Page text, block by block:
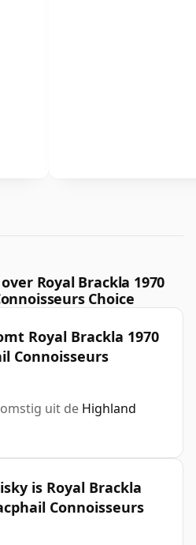
Royal Brackla 1970
Choice
Royal Brackla 1970
Connoisseurs
uit de Highland
is Royal Brackla
Connoisseurs